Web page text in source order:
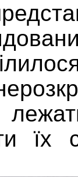
їх